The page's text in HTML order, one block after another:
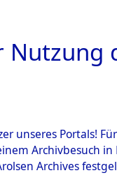
unseres Portals!
Archivbesuch
Archives